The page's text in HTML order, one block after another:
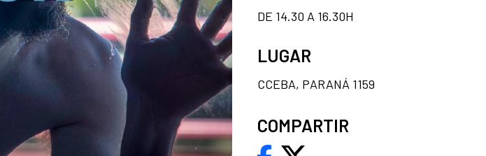
DE 14.30 A 16.30H
LUGAR
CCEBA, PARANÁ 1159
COMPARTIR